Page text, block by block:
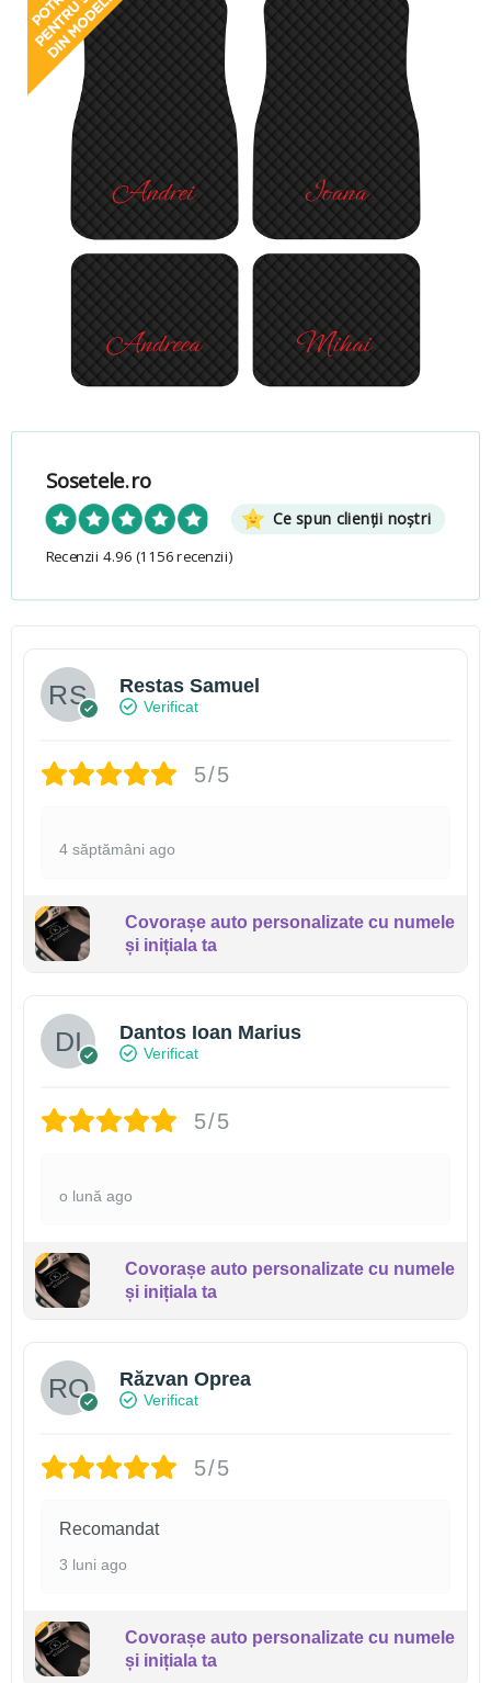
Sosetele.ro
Ce spun clienții noștri
Recenzii 4.96 (1156 recenzii)
Restas Samuel
Verificat
5/5
4 săptămâni ago
Covorașe auto personalizate cu numele
și inițiala ta
Dantos Ioan Marius
Verificat
5/5
o lună ago
Covorașe auto personalizate cu numele
și inițiala ta
Răzvan Oprea
Verificat
5/5
Recomandat
3 luni ago
Covorașe auto personalizate cu numele
și inițiala ta